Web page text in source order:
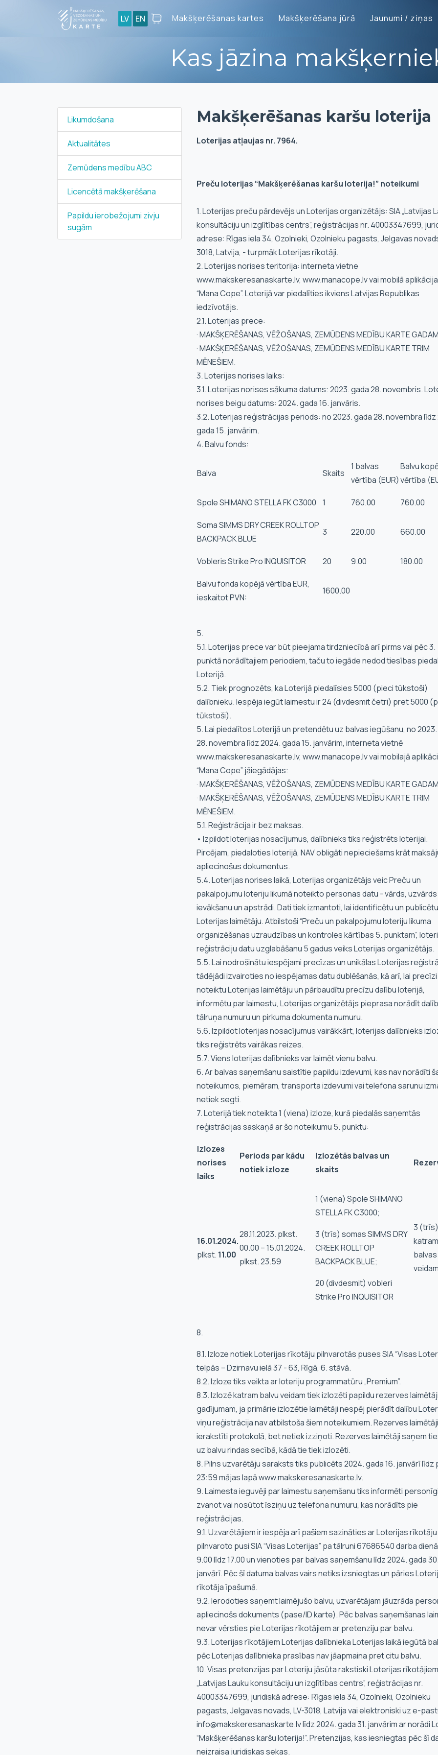
LV EN Makšķerēšanas kartes Makšķerēšana jūrā Jaunumi / ziņas
Kas jāzina
Likumdošana
Aktualitātes
Zemūdens medību ABC
Licencētā makšķerēšana
Papildu ierobežojumi zivju
sugām
Makšķerēšanas karšu loterija
Loterijas atļaujas nr. 7964.
Preču loterijas “Makšķerēšanas karšu loterija!” noteikumi
1. Loterijas preču pārdevējs un Loterijas organizētājs: SIA „Latvijas
konsultāciju un izglītības centrs”, reģistrācijas nr. 40003347699,
adrese: Rīgas iela 34, Ozolnieki, Ozolnieku pagasts, Jelgavas
3018, Latvija, - turpmāk Loterijas rīkotāji.
2. Loterijas norises teritorija: interneta vietne
www.makskeresanaskarte.lv, www.manacope.lv vai mobilā aplikācija
“Mana Cope”. Loterijā var piedalīties ikviens Latvijas Republikas
iedzīvotājs.
2.1. Loterijas prece:
· MAKŠĶERĒŠANAS, VĒŽOŠANAS, ZEMŪDENS MEDĪBU KARTE
· MAKŠĶERĒŠANAS, VĒŽOŠANAS, ZEMŪDENS MEDĪBU KARTE TRIM
MĒNEŠIEM.
3. Loterijas norises laiks:
3.1. Loterijas norises sākuma datums: 2023. gada 28. novembris.
norises beigu datums: 2024. gada 16. janvāris.
3.2. Loterijas reģistrācijas periods: no 2023. gada 28. novembra līdz
gada 15. janvārim.
4. Balvu fonds:
Balva Skaits
1 balvas
vērtība (EUR)
Balvu
vērtība
Spole SHIMANO STELLA FK C3000 1 760.00 760.00
Soma SIMMS DRY CREEK ROLLTOP
BACKPACK BLUE
3 220.00 660.00
Vobleris Strike Pro INQUISITOR 20 9.00 180.00
Balvu fonda kopējā vērtība EUR,
ieskaitot PVN:
1600.00
5.
5.1. Loterijas prece var būt pieejama tirdzniecībā arī pirms vai pēc 3.
punktā norādītajiem periodiem, taču to iegāde nedod tiesības
Loterijā.
5.2. Tiek prognozēts, ka Loterijā piedalīsies 5000 (pieci tūkstoši)
dalībnieku. Iespēja iegūt laimestu ir 24 (divdesmit četri) pret 5000
tūkstoši).
5. Lai piedalītos Loterijā un pretendētu uz balvas iegūšanu, no
28. novembra līdz 2024. gada 15. janvārim, interneta vietnē
www.makskeresanaskarte.lv, www.manacope.lv vai mobilajā
“Mana Cope” jāiegādājas:
· MAKŠĶERĒŠANAS, VĒŽOŠANAS, ZEMŪDENS MEDĪBU KARTE
· MAKŠĶERĒŠANAS, VĒŽOŠANAS, ZEMŪDENS MEDĪBU KARTE TRIM
MĒNEŠIEM.
5.1. Reģistrācija ir bez maksas.
• Izpildot loterijas nosacījumus, dalībnieks tiks reģistrēts loterijai.
Pircējam, piedaloties loterijā, NAV obligāti nepieciešams krāt
apliecinošus dokumentus.
5.4. Loterijas norises laikā, Loterijas organizētājs veic Preču un
pakalpojumu loteriju likumā noteikto personas datu - vārds,
ievākšanu un apstrādi. Dati tiek izmantoti, lai identificētu un publicētu
Loterijas laimētāju. Atbilstoši “Preču un pakalpojumu loteriju likuma
organizēšanas uzraudzības un kontroles kārtības 5. punktam”,
reģistrāciju datu uzglabāšanu 5 gadus veiks Loterijas organizētājs.
5.5. Lai nodrošinātu iespējami precīzas un unikālas Loterijas
tādējādi izvairoties no iespējamas datu dublēšanās, kā arī, lai precīzi
noteiktu Loterijas laimētāju un pārbaudītu precīzu dalību loterijā,
informētu par laimestu, Loterijas organizētājs pieprasa norādīt
tālruņa numuru un pirkuma dokumenta numuru.
5.6. Izpildot loterijas nosacījumus vairākkārt, loterijas dalībnieks
tiks reģistrēts vairākas reizes.
5.7. Viens loterijas dalībnieks var laimēt vienu balvu.
6. Ar balvas saņemšanu saistītie papildu izdevumi, kas nav norādīti
noteikumos, piemēram, transporta izdevumi vai telefona sarunu
netiek segti.
7. Loterijā tiek noteikta 1 (viena) izloze, kurā piedalās saņemtās
reģistrācijas saskaņā ar šo noteikumu 5. punktu:
Izlozes
norises
laiks
Periods par kādu
notiek izloze
Izlozētās balvas un
skaits
16.01.2024.
plkst. 11.00
28.11.2023. plkst.
00.00 – 15.01.2024.
plkst. 23.59
1 (viena) Spole SHIMANO
STELLA FK C3000;
3 (trīs) somas SIMMS DRY
CREEK ROLLTOP
BACKPACK BLUE;
20 (divdesmit) vobleri
Strike Pro INQUISITOR
3 (trīs)
katram
balvas
veidam
8.
8.1. Izloze notiek Loterijas rīkotāju pilnvarotās puses SIA “Visas
telpās – Dzirnavu ielā 37 - 63, Rīgā, 6. stāvā.
8.2. Izloze tiks veikta ar loteriju programmatūru „Premium”.
8.3. Izlozē katram balvu veidam tiek izlozēti papildu rezerves laimētāji
gadījumam, ja primārie izlozētie laimētāji nespēj pierādīt dalību
viņu reģistrācija nav atbilstoša šiem noteikumiem. Rezerves
ierakstīti protokolā, bet netiek izziņoti. Rezerves laimētāji saņem
uz balvu rindas secībā, kādā tie tiek izlozēti.
8. Pilns uzvarētāju saraksts tiks publicēts 2024. gada 16. janvārī līdz
23:59 mājas lapā www.makskeresanaskarte.lv.
9. Laimesta ieguvēji par laimestu saņemšanu tiks informēti
zvanot vai nosūtot īsziņu uz telefona numuru, kas norādīts pie
reģistrācijas.
9.1. Uzvarētājiem ir iespēja arī pašiem sazināties ar Loterijas rīkotāju
pilnvaroto pusi SIA “Visas Loterijas” pa tālruni 67686540 darba
9.00 līdz 17.00 un vienoties par balvas saņemšanu līdz 2024. gada 30.
janvārī. Pēc šī datuma balvas vairs netiks izsniegtas un pāries
rīkotāja īpašumā.
9.2. Ierodoties saņemt laimējušo balvu, uzvarētājam jāuzrāda
apliecinošs dokuments (pase/ID karte). Pēc balvas saņemšanas
nevar vērsties pie Loterijas rīkotājiem ar pretenziju par balvu.
9.3. Loterijas rīkotājiem Loterijas dalībnieka Loterijas laikā iegūtā
pēc Loterijas dalībnieka prasības nav jāapmaina pret citu balvu.
10. Visas pretenzijas par Loteriju jāsūta rakstiski Loterijas rīkotājiem
„Latvijas Lauku konsultāciju un izglītības centrs”, reģistrācijas nr.
40003347699, juridiskā adrese: Rīgas iela 34, Ozolnieki, Ozolnieku
pagasts, Jelgavas novads, LV-3018, Latvija vai elektroniski uz e-
info@makskeresanaskarte.lvlīdz 2024. gada 31. janvārim ar norādi
“Makšķerēšanas karšu loterija!”. Pretenzijas, kas iesniegtas pēc šī
neizraisa juridiskas sekas.